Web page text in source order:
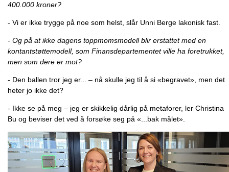
400.000 kroner?
- Vi er ikke trygge på noe som helst, slår Unni Berge lakonisk fast.
- Og på at ikke dagens toppmomsmodell blir erstattet med en
kontantstøttemodell, som Finansdepartementet ville ha foretrukket,
men som dere er mot?
- Den ballen tror jeg er... – nå skulle jeg til å si «begravet», men det
heter jo ikke det?
- Ikke se på meg – jeg er skikkelig dårlig på metaforer, ler Christina
Bu og beviser det ved å forsøke seg på «...bak målet».